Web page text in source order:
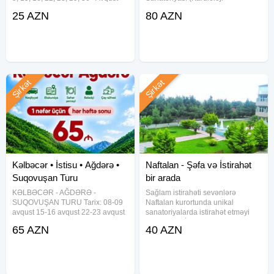
19, 20, 25, 26, 27 - Avqust
25 AZN
Korpus 160 ₼ ( 2 nəfərlik otaq)
80 AZN
Kəlbəcər • İstisu • Ağdərə •
Suqovuşan Turu
KƏLBƏCƏR - AĞDƏRƏ -
SUQOVUŞAN TURU Tarix: 08-09
avqust 15-16 avqust 22-23 avqust
Paket – 65 ₼ Standart Paket – 70
Şirkət
65 AZN
Naftalan - Şəfa və İstirahət
bir arada
Sağlam istirahəti sevənlərə
Naftalan kurortunda unikal
sanatoriyalarda istirahət etməyi
Sağlamlıq və istirahətin ən fərqli
Şirkət
40 AZN